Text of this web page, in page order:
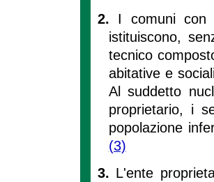
2. I comuni con
istituiscono,
tecnico
abitative e
Al suddetto
proprietario, i
popolazione
(3)
3. L'ente